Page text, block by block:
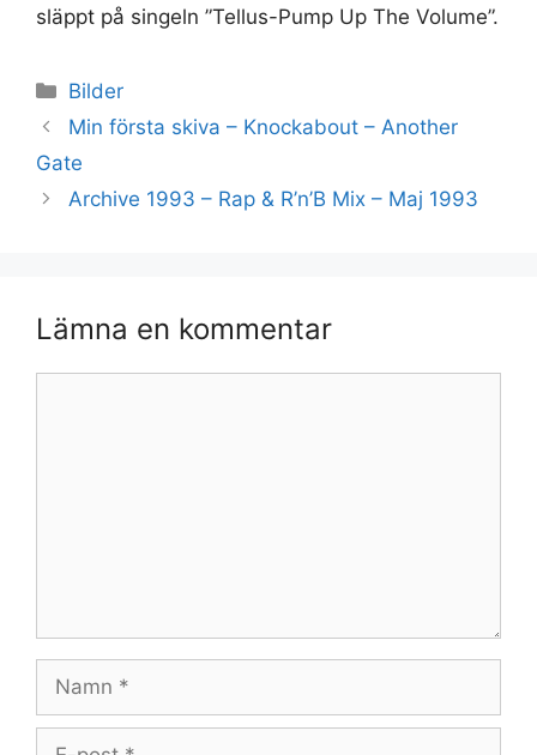
släppt på singeln ”Tellus-Pump Up The Volume”.
Kategorier
Bilder
Min första skiva – Knockabout – Another
Gate
Archive 1993 – Rap & R’n’B Mix – Maj 1993
Lämna en kommentar
Namn